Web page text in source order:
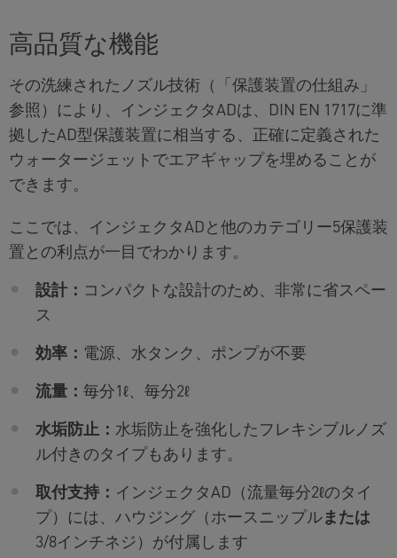
高品質な機能
その洗練されたノズル技術（「保護装置の仕組み」
参照）により、インジェクタADは、DIN EN 1717に準
拠したAD型保護装置に相当する、正確に定義された
ウォータージェットでエアギャップを埋めることが
できます。
ここでは、インジェクタADと他のカテゴリー5保護装
置との利点が一目でわかります。
設計： コンパクトな設計のため、非常に省スペー
ス
効率： 電源、水タンク、ポンプが不要
流量： 毎分1ℓ、毎分2ℓ
水垢防止： 水垢防止を強化したフレキシブルノズ
ル付きのタイプもあります。
取付支持： インジェクタAD（流量毎分2ℓのタイ
プ）には、ハウジング（ホースニップルまたは
3/8インチネジ）が付属します